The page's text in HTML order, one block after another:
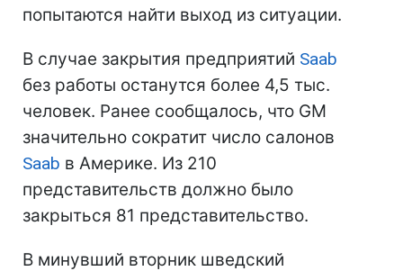
попытаются найти выход из ситуации.
В случае закрытия предприятий Saab
без работы останутся более 4,5 тыс.
человек. Ранее сообщалось, что GM
значительно сократит число салонов
Saab в Америке. Из 210
представительств должно было
закрыться 81 представительство.
В минувший вторник шведский